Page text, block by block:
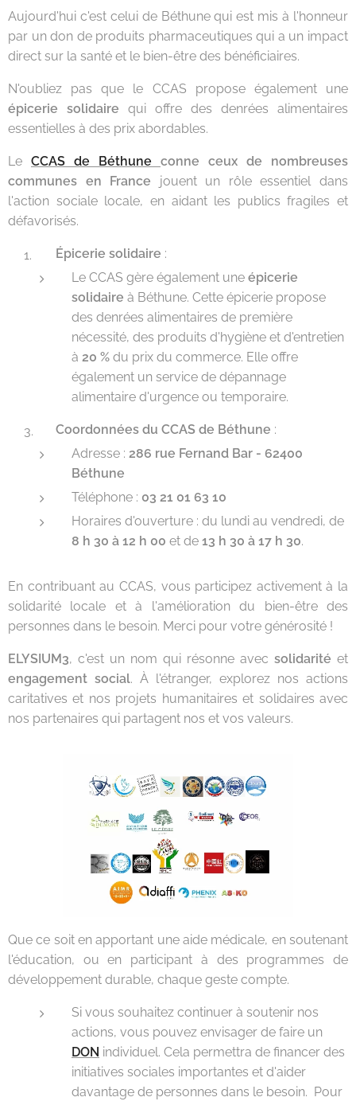
Aujourd'hui c'est celui de Béthune qui est mis à l'honneur
par un don de produits pharmaceutiques qui a un impact
direct sur la santé et le bien-être des bénéficiaires.
N'oubliez pas que le CCAS propose également une
épicerie solidaire qui offre des denrées alimentaires
essentielles à des prix abordables.
Le CCAS de Béthune conne ceux de nombreuses
communes en France jouent un rôle essentiel dans
l'action sociale locale, en aidant les publics fragiles et
défavorisés.
Épicerie solidaire :
Le CCAS gère également une épicerie
solidaire à Béthune. Cette épicerie propose
des denrées alimentaires de première
nécessité, des produits d'hygiène et d'entretien
à 20 % du prix du commerce. Elle offre
également un service de dépannage
alimentaire d'urgence ou temporaire.
Coordonnées du CCAS de Béthune :
Adresse : 286 rue Fernand Bar - 62400
Béthune
Téléphone : 03 21 01 63 10
Horaires d'ouverture : du lundi au vendredi, de
8 h 30 à 12 h 00 et de 13 h 30 à 17 h 30.
En contribuant au CCAS, vous participez activement à la
solidarité locale et à l'amélioration du bien-être des
personnes dans le besoin. Merci pour votre générosité !
ELYSIUM3, c'est un nom qui résonne avec solidarité et
engagement social. À l'étranger, explorez nos actions
caritatives et nos projets humanitaires et solidaires avec
nos partenaires qui partagent nos et vos valeurs.
Que ce soit en apportant une aide médicale, en soutenant
l'éducation, ou en participant à des programmes de
développement durable, chaque geste compte.
Si vous souhaitez continuer à soutenir nos
actions, vous pouvez envisager de faire un
DON individuel. Cela permettra de financer des
initiatives sociales importantes et d'aider
davantage de personnes dans le besoin. Pour